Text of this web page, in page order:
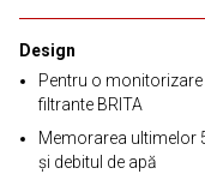
Design
Pentru o
filtrante BRITA
Memorarea ultimelor
și debitul de apă